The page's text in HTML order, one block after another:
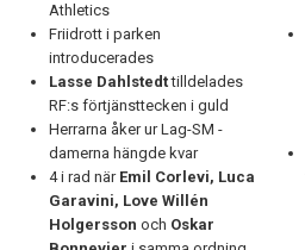
Athletics
Friidrott i parken
introducerades
Lasse Dahlstedttilldelades
RF:s förtjänsttecken i guld
Herrarna åker ur Lag-SM -
damerna hängde kvar
4 i rad när Emil Corlevi, Luca
Garavini, Love Willén
Holgersson och Oskar